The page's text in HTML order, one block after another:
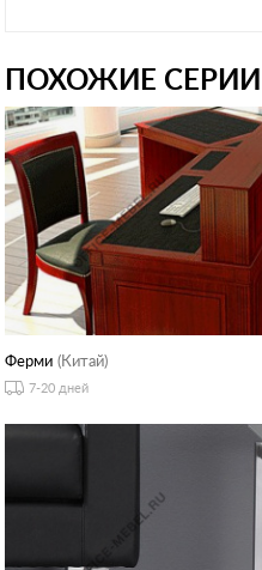
ПОХОЖИЕ СЕРИИ
Ферми (Китай)
7-20 дней